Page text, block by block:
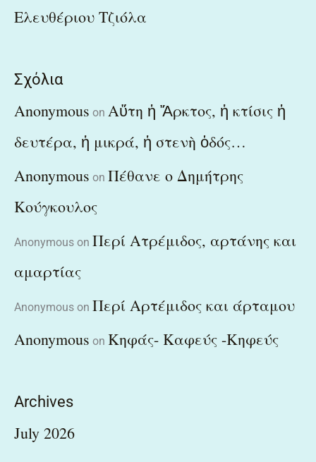
Ελευθέριου Τζιόλα
Σχόλια
Anonymous on Αὕτη ἡ Ἄρκτος, ἡ κτίσις ἡ
δευτέρα, ἡ μικρά, ἡ στενὴ ὁδός…
Anonymous on Πέθανε ο Δημήτρης
Κούγκουλος
Anonymous on Περί Ατρέμιδος, αρτάνης και
αμαρτίας
Anonymous on Περί Αρτέμιδος και άρταμου
Anonymous on Κηφάς- Καφεύς -Κηφεύς
Archives
July 2026